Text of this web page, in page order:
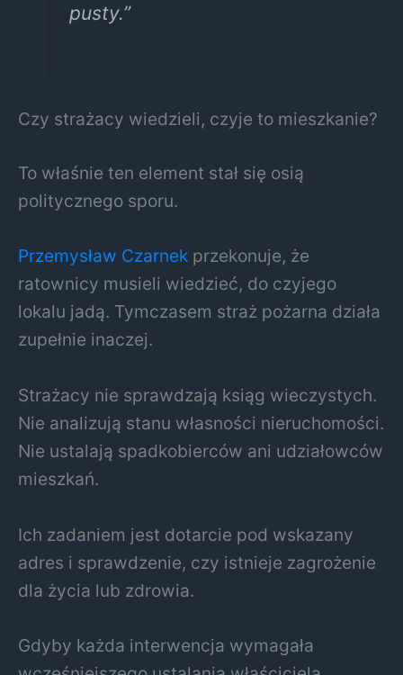
pusty.”
Czy strażacy wiedzieli, czyje to mieszkanie?
To właśnie ten element stał się osią
politycznego sporu.
Przemysław Czarnek przekonuje, że
ratownicy musieli wiedzieć, do czyjego
lokalu jadą. Tymczasem straż pożarna działa
zupełnie inaczej.
Strażacy nie sprawdzają ksiąg wieczystych.
Nie analizują stanu własności nieruchomości.
Nie ustalają spadkobierców ani udziałowców
mieszkań.
Ich zadaniem jest dotarcie pod wskazany
adres i sprawdzenie, czy istnieje zagrożenie
dla życia lub zdrowia.
Gdyby każda interwencja wymagała